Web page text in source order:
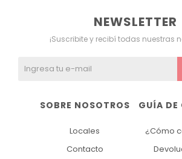
GUÍA DE
¿Cómo
SOBRE NOSOTROS
Locales
Contacto
NEWSLETTER
¡Suscribite y recibí todas nuestras